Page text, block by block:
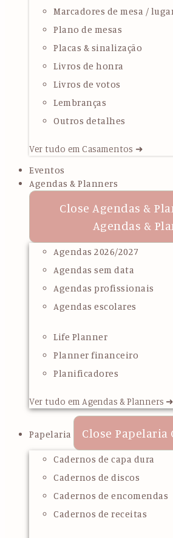
Marcadores de mesa /
Plano de mesas
Placas & sinalização
Livros de honra
Livros de votos
Lembranças
Outros detalhes
Ver tudo em Casamentos ➜
Eventos
Agendas & Planners
Close Agendas &
Agendas &
Agendas 2026/2027
Agendas sem data
Agendas profissionais
Agendas escolares
Life Planner
Planner financeiro
Planificadores
Ver tudo em Agendas & Planners ➜
Papelaria Close Papelaria
Cadernos de capa dura
Cadernos de discos
Cadernos de encomendas
Cadernos de receitas